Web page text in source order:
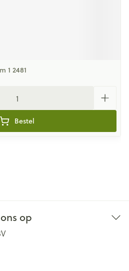
1 2481
Bestel
op